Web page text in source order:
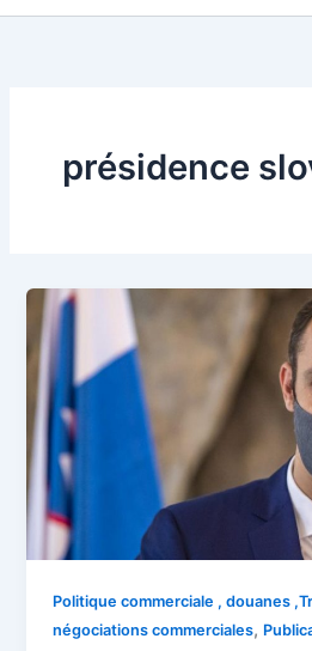
présidence
Politique commerciale , douanes
négociations commerciales,